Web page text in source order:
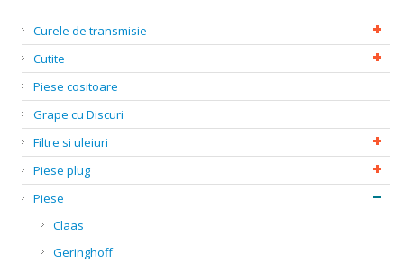
Curele de transmisie
Cutite
Piese cositoare
Grape cu Discuri
Filtre si uleiuri
Piese plug
Piese
Claas
Geringhoff